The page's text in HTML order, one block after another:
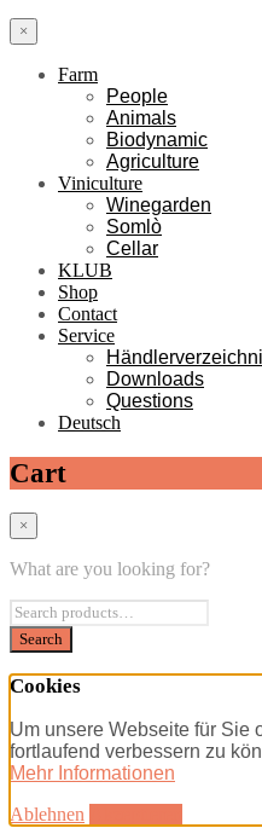
×
Farm
People
Animals
Biodynamic
Agriculture
Viniculture
Winegarden
Somlò
Cellar
KLUB
Shop
Contact
Service
Downloads
Questions
Deutsch
Cart
×
What are you looking for?
Cookies
Um unsere Webseite für Sie
fortlaufend verbessern zu
Mehr Informationen
Ablehnen